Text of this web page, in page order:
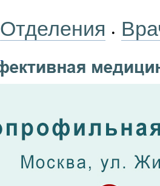
Отделения •